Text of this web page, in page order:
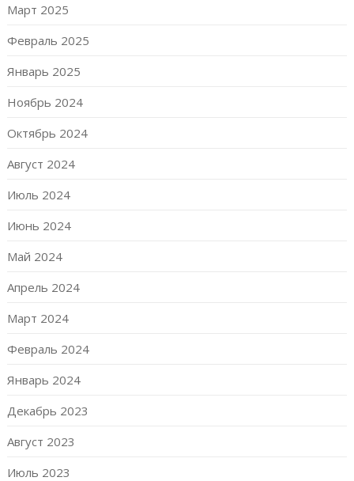
Март 2025
Февраль 2025
Январь 2025
Ноябрь 2024
Октябрь 2024
Август 2024
Июль 2024
Июнь 2024
Май 2024
Апрель 2024
Март 2024
Февраль 2024
Январь 2024
Декабрь 2023
Август 2023
Июль 2023